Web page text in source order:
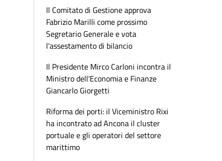
Il Comitato di Gestione approva
Fabrizio Marilli come prossimo
Segretario Generale e vota
l'assestamento di bilancio
Il Presidente Mirco Carloni incontra il
Ministro dell'Economia e Finanze
Giancarlo Giorgetti
Riforma dei porti: il Viceministro Rixi
ha incontrato ad Ancona il cluster
portuale e gli operatori del settore
marittimo